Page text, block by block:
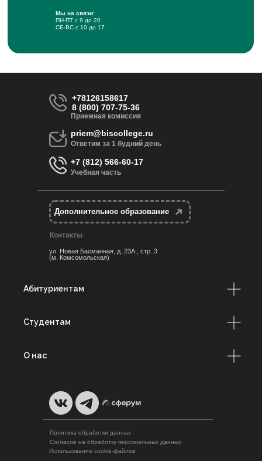
Мы на связи:
ПН-ПТ с 9 до 20
СБ-ВС с 10 до 17
Контакты
ул. Новая Басманная, д. 23А , стр. 3
(м. Комсомольская)
+78126158617
8 (800) 707-75-36
Приемная комиссия
+7 (812) 566-60-17
Учебная часть
Ответим за 1 будний день
priem@biscollege.ru
Дополнительное образование
Абитуриентам
Студентам
О нас
Политика обработки данных
Использование cookie-файлов
Согласие на обработку персональных данных